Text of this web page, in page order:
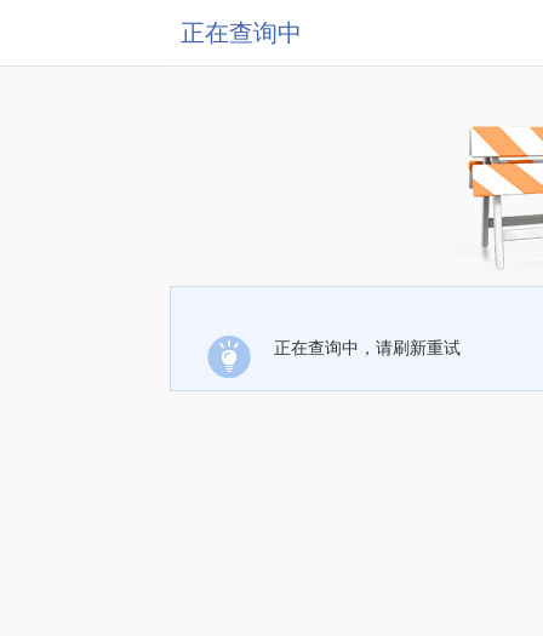
正在查询中
正在查询中，请刷新重试